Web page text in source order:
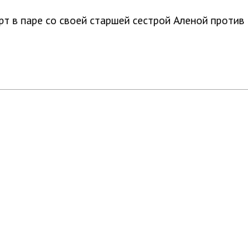
в паре со своей старшей сестрой Аленой против